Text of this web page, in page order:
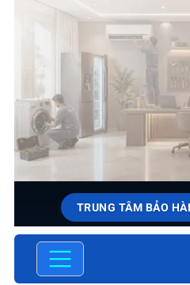
TRUNG TÂM BẢO
SỬA CHỮA &
Chất Lượng Tối Ưu - Giá